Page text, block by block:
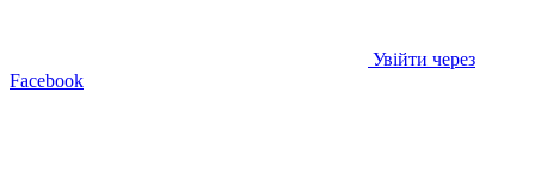
Увійти через
Facebook